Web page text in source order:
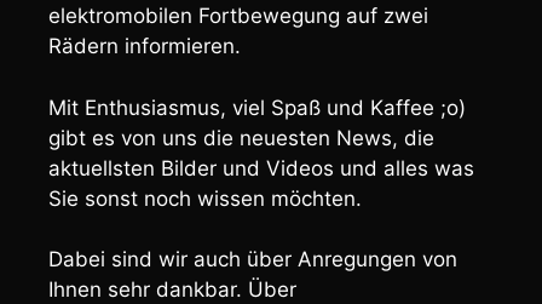
elektromobilen Fortbewegung auf zwei
Rädern informieren.
Mit Enthusiasmus, viel Spaß und Kaffee ;o)
gibt es von uns die neuesten News, die
aktuellsten Bilder und Videos und alles was
Sie sonst noch wissen möchten.
Dabei sind wir auch über Anregungen von
Ihnen sehr dankbar. Über